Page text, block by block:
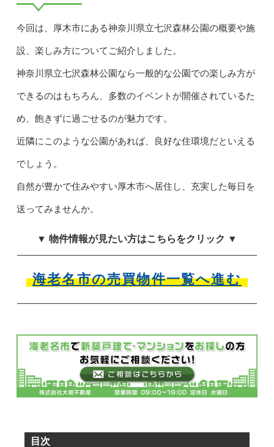
今回は、厚木市にある神奈川県立七沢森林公園の概要や施
設、楽しみ方についてご紹介しました。
神奈川県立七沢森林公園なら一般的な公園での楽しみ方が
できるのはもちろん、多数のイベントが開催されているた
め、飽きずに過ごせるのが魅力です。
近隣にこのような公園があれば、良好な住環境だといえる
でしょう。
自然が豊かで住みやすい厚木市へ居住し、充実した毎日を
送ってみませんか。
▼ 物件情報が見たい方はこちらをクリック ▼
海老名市の売買物件一覧へ進む
目次